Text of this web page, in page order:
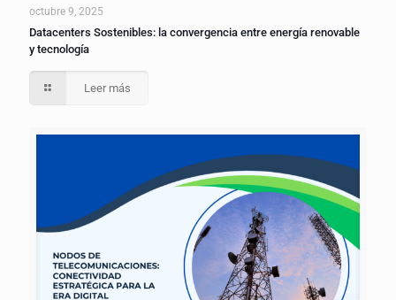
octubre 9, 2025
Datacenters Sostenibles: la convergencia entre energía renovable
y tecnología
Leer más